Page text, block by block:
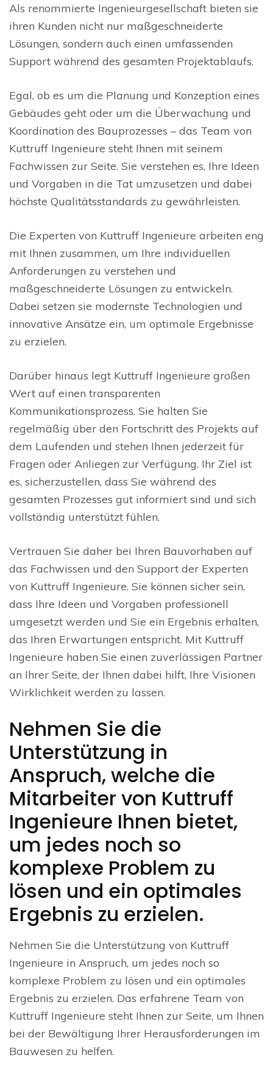
Als renommierte Ingenieurgesellschaft bieten sie
ihren Kunden nicht nur maßgeschneiderte
Lösungen, sondern auch einen umfassenden
Support während des gesamten Projektablaufs.
Egal, ob es um die Planung und Konzeption eines
Gebäudes geht oder um die Überwachung und
Koordination des Bauprozesses – das Team von
Kuttruff Ingenieure steht Ihnen mit seinem
Fachwissen zur Seite. Sie verstehen es, Ihre Ideen
und Vorgaben in die Tat umzusetzen und dabei
höchste Qualitätsstandards zu gewährleisten.
Die Experten von Kuttruff Ingenieure arbeiten eng
mit Ihnen zusammen, um Ihre individuellen
Anforderungen zu verstehen und
maßgeschneiderte Lösungen zu entwickeln.
Dabei setzen sie modernste Technologien und
innovative Ansätze ein, um optimale Ergebnisse
zu erzielen.
Darüber hinaus legt Kuttruff Ingenieure großen
Wert auf einen transparenten
Kommunikationsprozess. Sie halten Sie
regelmäßig über den Fortschritt des Projekts auf
dem Laufenden und stehen Ihnen jederzeit für
Fragen oder Anliegen zur Verfügung. Ihr Ziel ist
es, sicherzustellen, dass Sie während des
gesamten Prozesses gut informiert sind und sich
vollständig unterstützt fühlen.
Vertrauen Sie daher bei Ihren Bauvorhaben auf
das Fachwissen und den Support der Experten
von Kuttruff Ingenieure. Sie können sicher sein,
dass Ihre Ideen und Vorgaben professionell
umgesetzt werden und Sie ein Ergebnis erhalten,
das Ihren Erwartungen entspricht. Mit Kuttruff
Ingenieure haben Sie einen zuverlässigen Partner
an Ihrer Seite, der Ihnen dabei hilft, Ihre Visionen
Wirklichkeit werden zu lassen.
Nehmen Sie die
Unterstützung in
Anspruch, welche die
Mitarbeiter von Kuttruff
Ingenieure Ihnen bietet,
um jedes noch so
komplexe Problem zu
lösen und ein optimales
Ergebnis zu erzielen.
Nehmen Sie die Unterstützung von Kuttruff
Ingenieure in Anspruch, um jedes noch so
komplexe Problem zu lösen und ein optimales
Ergebnis zu erzielen. Das erfahrene Team von
Kuttruff Ingenieure steht Ihnen zur Seite, um Ihnen
bei der Bewältigung Ihrer Herausforderungen im
Bauwesen zu helfen.